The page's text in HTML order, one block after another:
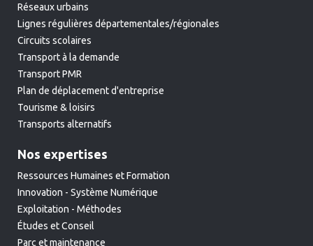
Réseaux urbains
Lignes régulières départementales/régionales
Circuits scolaires
Transport à la demande
Transport PMR
Plan de déplacement d'entreprise
Tourisme & loisirs
Transports alternatifs
Nos expertises
Ressources Humaines et Formation
Innovation - Système Numérique
Exploitation - Méthodes
Études et Conseil
Parc et maintenance